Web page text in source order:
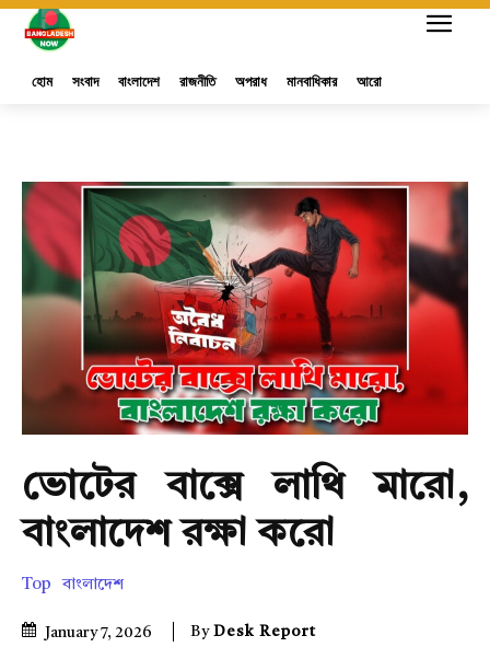
হোম সংবাদ বাংলাদেশ রাজনীতি অপরাধ মানবাধিকার আরো
ভোটের বাক্সে লাথি মারো,
বাংলাদেশ রক্ষা করো
Top বাংলাদেশ
January 7, 2026 By Desk Report